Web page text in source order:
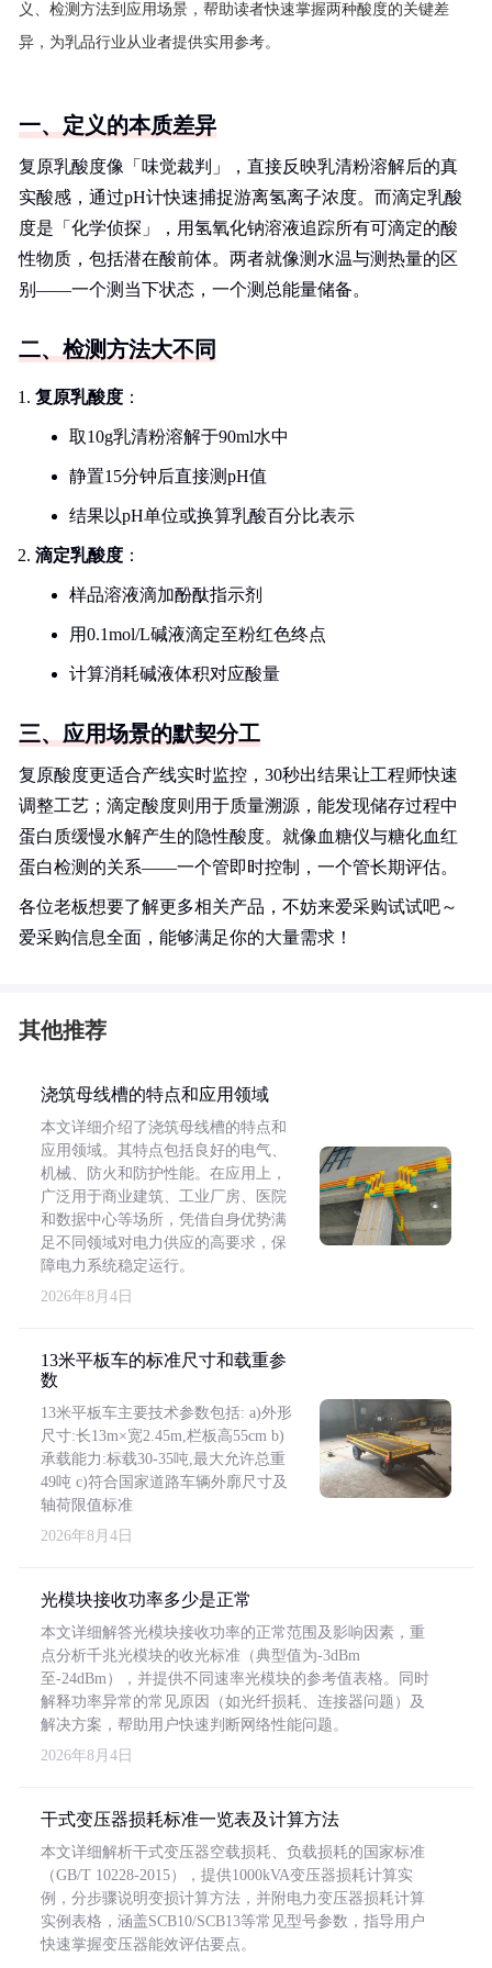
义、检测方法到应用场景，帮助读者快速掌握两种酸度的关键差
异，为乳品行业从业者提供实用参考。
一、定义的本质差异
复原乳酸度像「味觉裁判」，直接反映乳清粉溶解后的真
实酸感，通过pH计快速捕捉游离氢离子浓度。而滴定乳酸
度是「化学侦探」，用氢氧化钠溶液追踪所有可滴定的酸
性物质，包括潜在酸前体。两者就像测水温与测热量的区
别——一个测当下状态，一个测总能量储备。
二、检测方法大不同
复原乳酸度 ：
取10g乳清粉溶解于90ml水中
静置15分钟后直接测pH值
结果以pH单位或换算乳酸百分比表示
滴定乳酸度 ：
样品溶液滴加酚酞指示剂
用0.1mol/L碱液滴定至粉红色终点
计算消耗碱液体积对应酸量
三、应用场景的默契分工
复原酸度更适合产线实时监控，30秒出结果让工程师快速
调整工艺；滴定酸度则用于质量溯源，能发现储存过程中
蛋白质缓慢水解产生的隐性酸度。就像血糖仪与糖化血红
蛋白检测的关系——一个管即时控制，一个管长期评估。
各位老板想要了解更多相关产品，不妨来爱采购试试吧～
爱采购信息全面，能够满足你的大量需求！
其他推荐
浇筑母线槽的特点和应用领域
本文详细介绍了浇筑母线槽的特点和
应用领域。其特点包括良好的电气、
机械、防火和防护性能。在应用上，
广泛用于商业建筑、工业厂房、医院
和数据中心等场所，凭借自身优势满
足不同领域对电力供应的高要求，保
障电力系统稳定运行。
2026年8月4日
13米平板车的标准尺寸和载重参
数
13米平板车主要技术参数包括: a)外形
尺寸:长13m×宽2.45m,栏板高55cm b)
承载能力:标载30-35吨,最大允许总重
49吨 c)符合国家道路车辆外廓尺寸及
轴荷限值标准
2026年8月4日
光模块接收功率多少是正常
本文详细解答光模块接收功率的正常范围及影响因素，重
点分析千兆光模块的收光标准（典型值为-3dBm
至-24dBm），并提供不同速率光模块的参考值表格。同时
解释功率异常的常见原因（如光纤损耗、连接器问题）及
解决方案，帮助用户快速判断网络性能问题。
2026年8月4日
干式变压器损耗标准一览表及计算方法
本文详细解析干式变压器空载损耗、负载损耗的国家标准
（GB/T 10228-2015），提供1000kVA变压器损耗计算实
例，分步骤说明变损计算方法，并附电力变压器损耗计算
实例表格，涵盖SCB10/SCB13等常见型号参数，指导用户
快速掌握变压器能效评估要点。